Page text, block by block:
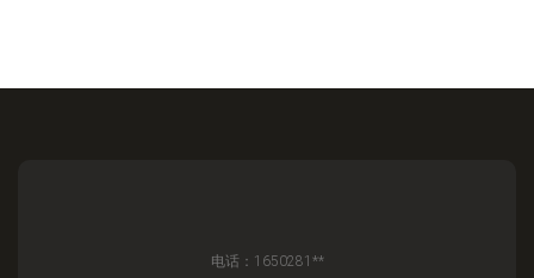
电话：1650281**